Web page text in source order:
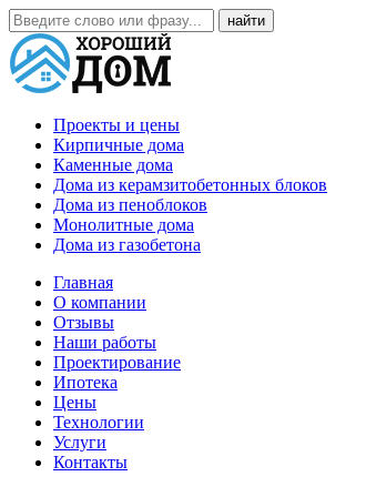
Проекты и цены
Кирпичные дома
Каменные дома
Дома из керамзитобетонных блоков
Дома из пеноблоков
Монолитные дома
Дома из газобетона
Главная
О компании
Отзывы
Наши работы
Проектирование
Ипотека
Цены
Технологии
Услуги
Контакты